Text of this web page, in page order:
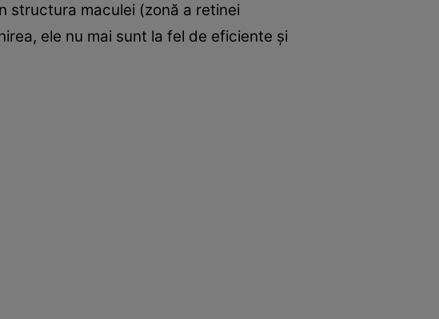
structura maculei (zonă a retinei
ele nu mai sunt la fel de eficiente şi